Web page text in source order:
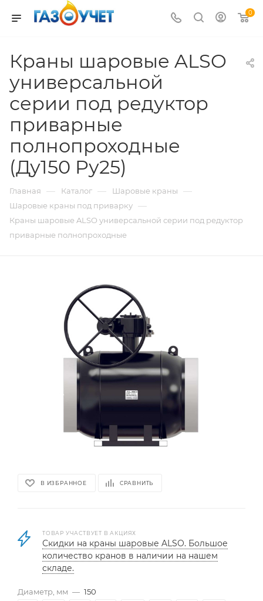
0
Краны шаровые ALSO
универсальной
серии под редуктор
приварные
полнопроходные
(Ду150 Pу25)
Главная — Каталог — Шаровые краны —
Шаровые краны под приварку —
Краны шаровые ALSO универсальной серии под редуктор
приварные полнопроходные
В ИЗБРАННОЕ СРАВНИТЬ
ТОВАР УЧАСТВУЕТ В АКЦИЯХ
Скидки на краны шаровые ALSO. Большое
количество кранов в наличии на нашем
складе.
Диаметр, мм — 150